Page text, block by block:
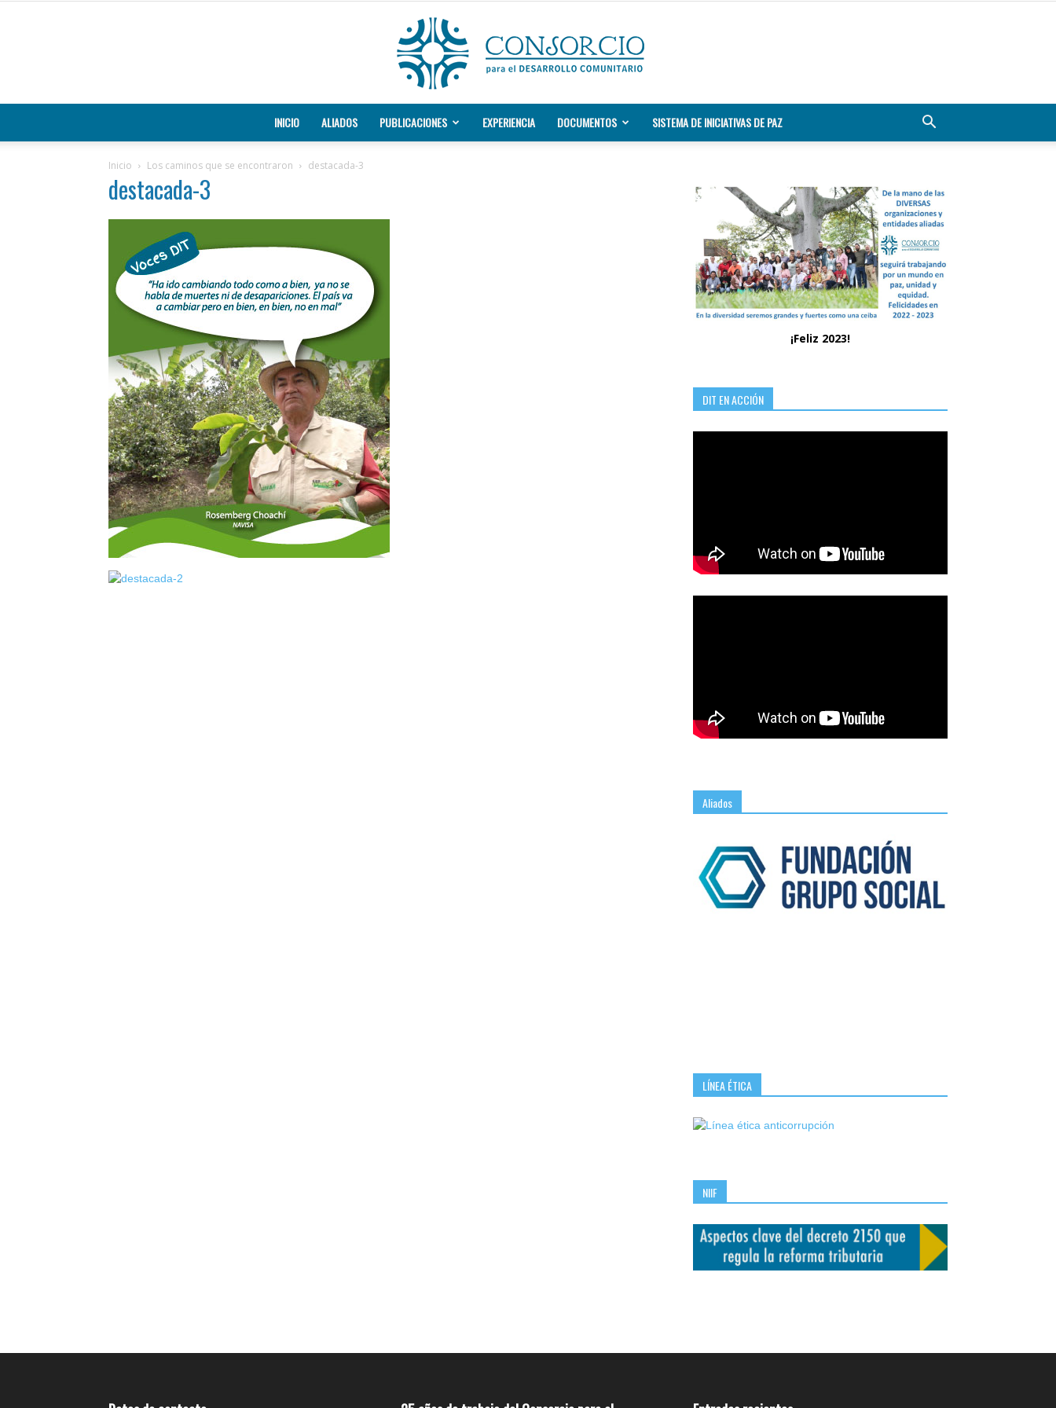
Consorcio
INICIO ALIADOS PUBLICACIONES EXPERIENCIA DOCUMENTOS SISTEMA DE INICIATIVAS DE PAZ
Inicio Los caminos que se encontraron destacada-3
destacada-3
¡Feliz 2023!
DIT EN ACCIÓN
Aliados
LÍNEA ÉTICA
NIIF